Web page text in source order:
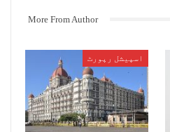
رمیش کاغذی کا ایک اور نیا
مریضوں کو پہنچانے اور علاج کے نام
علاقے میں جہاں متوسط طبقہ کے
کے نام پر میڈیکل کیمپ لگاتے ہیں
ان کے ذریعہ لگائے گئے کیمپ میں
More From Author
اسپیشل رپورٹ